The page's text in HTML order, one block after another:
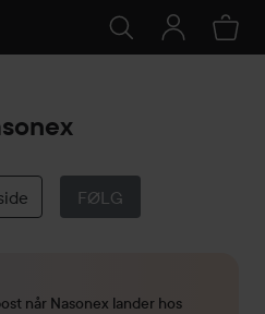
FØLG
når Nasonex lander hos